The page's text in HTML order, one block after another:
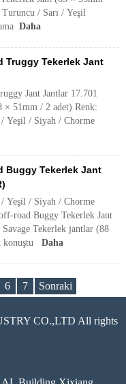
/ Sarı / Yeşil
Daha
Truggy Tekerlek Jant
Jant Jantlar 17.701
× 51mm / 2 adet) Renk:
Yeşil / Siyah / Chorme
Buggy Tekerlek Jant
Yeşil / Siyah / Chorme
road Buggy Tekerlek Jant
Tekerlek jantlar (88
konuştu Daha
6 7 Sonraki
CO.,LTD All rights